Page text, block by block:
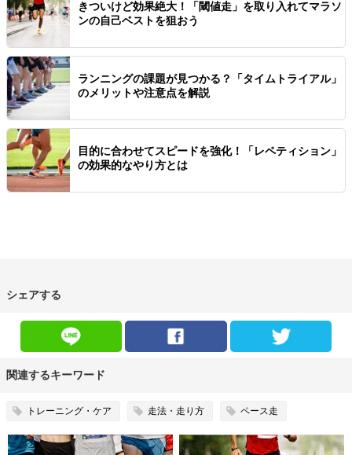
きついけど効果絶大！「閾値走」を取り入れてマラソ
ンの自己ベストを狙おう
ランニングの課題が見つかる？「タイムトライアル」
のメリットや注意点を解説
目的に合わせてスピードを強化！「レペティション」
の効果的なやり方とは
シェアする
関連するキーワード
トレーニング・ケア 走法・走り方 ペース走